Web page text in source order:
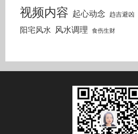
视频内容 起心动念 趋吉避凶
阳宅风水 风水调理 食伤生财